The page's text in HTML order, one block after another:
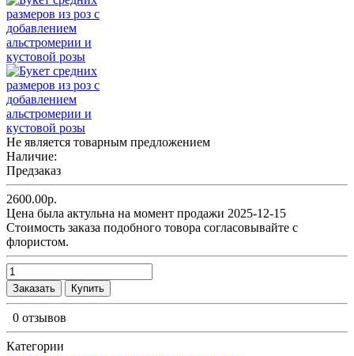
Не является товарным предложением
Наличие:
Предзаказ
2600.00р.
Цена была актульна на момент продажи 2025-12-15
Cтоимость заказа подобного товора согласовывайте с
флористом.
Заказать Купить
0 отзывов
Категории